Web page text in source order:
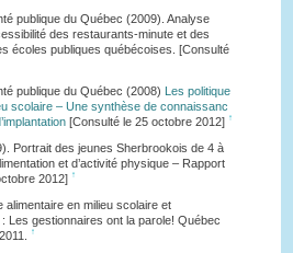
publique du Québec (2009). Analyse
des restaurants-minute et des
écoles publiques québécoises. [Consulté
publique du Québec (2008) Les politique
scolaire – Une synthèse de connaissanc
[Consulté le 25 octobre 2012] ↑
Portrait des jeunes Sherbrookois de 4 à
et d’activité physique – Rapport
2012] ↑
alimentaire en milieu scolaire et
Les gestionnaires ont la parole! Québec
↑